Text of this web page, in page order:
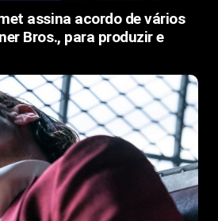
assina acordo de vários
Bros., para produzir e